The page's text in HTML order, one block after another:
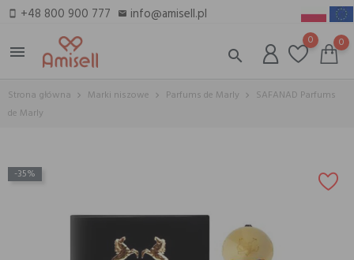
smartphone +48 800 900 777 email info@amisell.pl
menu
search
0 0
Strona główna Marki niszowe Parfums de Marly
SAFANAD Parfums
de Marly
-35%